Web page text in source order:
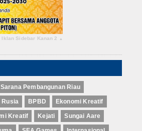
Iklan Sidebar Kanan 2 ▴
Sarana Pembangunan Riau
Rusia BPBD Ekonomi Kreatif
Kreatif Kejati Sungai Aare